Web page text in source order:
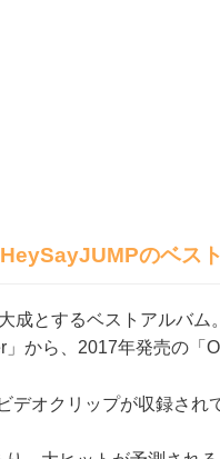
のベス
成とするベストアルバム。
から、2017年発売の「
デオクリップが収録され